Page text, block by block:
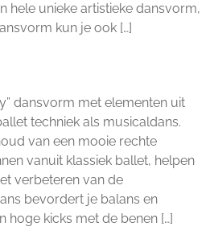
hele unieke artistieke dansvorm,
kun je ook […]
dansvorm met elementen uit
techniek als musicaldans.
van een mooie rechte
vanuit klassiek ballet, helpen
verbeteren van de
bevordert je balans en
hoge kicks met de benen […]